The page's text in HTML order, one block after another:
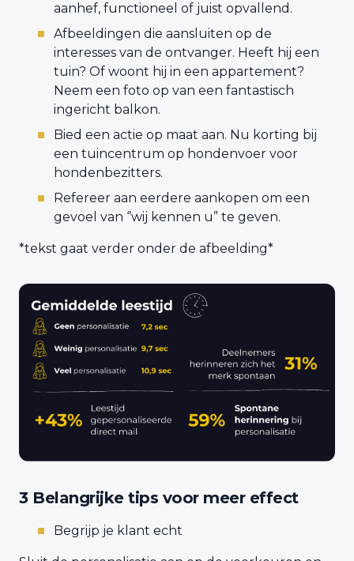
aanhef, functioneel of juist opvallend.
Afbeeldingen die aansluiten op de
interesses van de ontvanger. Heeft hij een
tuin? Of woont hij in een appartement?
Neem een foto op van een fantastisch
ingericht balkon.
Bied een actie op maat aan. Nu korting bij
een tuincentrum op hondenvoer voor
hondenbezitters.
Refereer aan eerdere aankopen om een
gevoel van ‘’wij kennen u” te geven.
*tekst gaat verder onder de afbeelding*
3 Belangrijke tips voor meer effect
Begrijp je klant echt